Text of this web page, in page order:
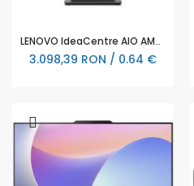
LENOVO IdeaCentre AIO AMD Ryzen 3 7335U 27inch FHD 16GB DDR5 512GB PCIe NoOS Luna - F0HQ000URI
3.098,39 RON / 0.64 €